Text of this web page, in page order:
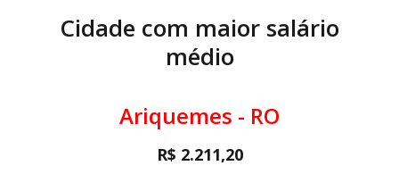
Cidade com maior salário
médio
Ariquemes - RO
R$ 2.211,20